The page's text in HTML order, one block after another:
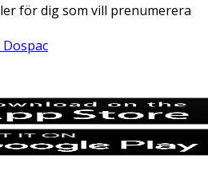
för dig som vill prenumerera